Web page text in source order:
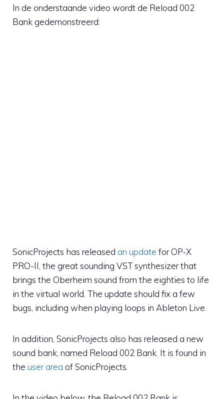
In de onderstaande video wordt de Reload 002
Bank gedemonstreerd:
SonicProjects has released an update for OP-X
PRO-II, the great sounding VST synthesizer that
brings the Oberheim sound from the eighties to life
in the virtual world. The update should fix a few
bugs, including when playing loops in Ableton Live.
In addition, SonicProjects also has released a new
sound bank, named Reload 002 Bank. It is found in
the user area of SonicProjects.